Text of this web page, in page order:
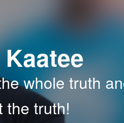
whole truth
the truth!